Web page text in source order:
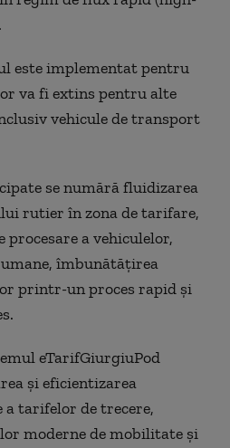
este implementat pentru
va fi extins pentru alte
vehicule de transport
se numără fluidizarea
rutier în zona de tarifare,
a vehiculelor,
îmbunătăţirea
printr-un proces rapid şi
eTarifGiurgiuPod
şi eficientizarea
a tarifelor de trecere,
moderne de mobilitate şi